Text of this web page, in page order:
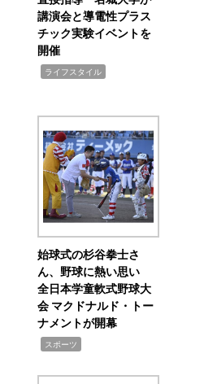
講演会と導電性プラス
チック実験イベントを
開催
ライフスタイル
始球式の杉谷拳士さ
ん、野球に熱い思い
全日本学童軟式野球大
会 マクドナルド・トー
ナメントが開幕
スポーツ